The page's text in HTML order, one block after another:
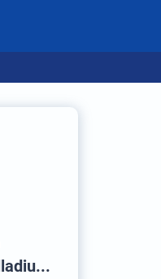
Family Selection at Grand Palladium Costa Mujeres Resort & Spa - All Inclusive